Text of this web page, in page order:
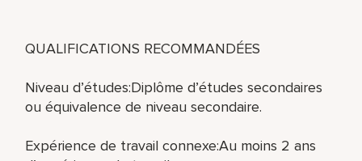
QUALIFICATIONS RECOMMANDÉES
Niveau d’études:Diplôme d’études secondaires
ou équivalence de niveau secondaire.
Expérience de travail connexe:Au moins 2 ans